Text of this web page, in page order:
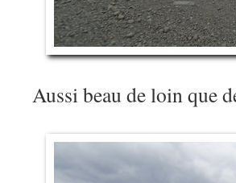
Aussi beau de loin que